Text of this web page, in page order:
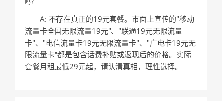
吗？
A: 不存在真正的19元套餐。市面上宣传的"移动
流量卡全国无限流量19元"、"联通19元无限流量
卡"、"电信流量卡19元无限流量卡"、"广电卡19元无
限流量卡"都是包含话费补贴或返现后的价格。实际
套餐月租最低29元起，请认清真相，理性选择。